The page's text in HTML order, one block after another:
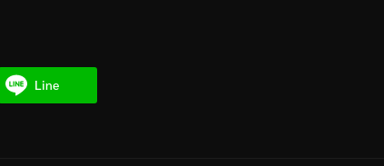
Line